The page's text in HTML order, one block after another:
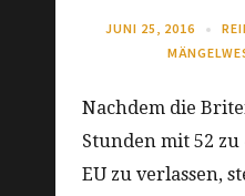
JUNI 25, 2016
Nachdem die
Stunden mit 52
EU zu verlassen,